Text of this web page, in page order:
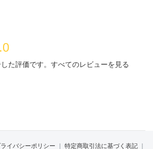
た評価です。 すべてのレビューを見る
イバシーポリシー 特定商取引法に基づく表記